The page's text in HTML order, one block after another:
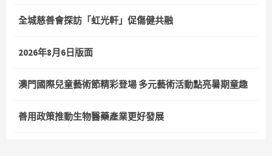
全城慈善會探訪「虹光軒」促傷健共融
2026年8月6日版面
澳門國際兒童藝術節精彩登場 多元藝術活動點亮暑期童趣
善用政策推動生物醫藥產業更好發展